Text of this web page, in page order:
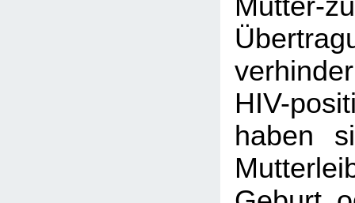
Mutter-
HIV-
haben